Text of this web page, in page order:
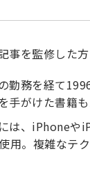
事を監修した方
勤務を経て
手がけた書籍も
は、iPhoneや
用。複雑なテ